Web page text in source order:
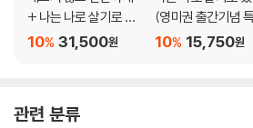
에필로그_어떻게 나를 움직일 것인가
삽화가의 말
+ 나는 나로 살기로 했
다
31,500원
10%
(영미권 출간기념
판)
15,750원
10%
관련 분류